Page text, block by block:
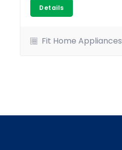
Details
Fit Home Appliances